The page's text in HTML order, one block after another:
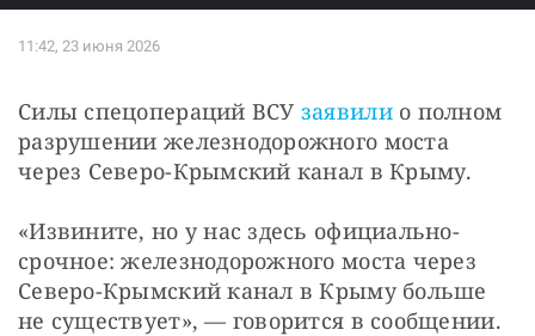
Силы спецопераций ВСУ заявили о полном
разрушении железнодорожного моста
через Северо-Крымский канал в Крыму.
«Извините, но у нас здесь официально-
срочное: железнодорожного моста через
Северо-Крымский канал в Крыму больше
не существует», — говорится в сообщении.